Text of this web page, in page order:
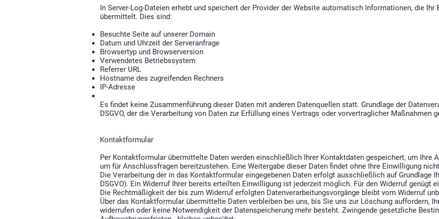
In Server-Log-Dateien erhebt und speichert der Provider der Website automatisch Informationen, die
übermittelt. Dies sind:
Besuchte Seite auf unserer Domain
Datum und Uhrzeit der Serveranfrage
Browsertyp und Browserversion
Verwendetes Betriebssystem
Referrer URL
Hostname des zugreifenden Rechners
IP-Adresse
Es findet keine Zusammenführung dieser Daten mit anderen Datenquellen statt. Grundlage der
DSGVO, der die Verarbeitung von Daten zur Erfüllung eines Vertrags oder vorvertraglicher Maßnahmen
Kontaktformular
Per Kontaktformular übermittelte Daten werden einschließlich Ihrer Kontaktdaten gespeichert, um Ihre
um für Anschlussfragen bereitzustehen. Eine Weitergabe dieser Daten findet ohne Ihre Einwilligung
Die Verarbeitung der in das Kontaktformular eingegebenen Daten erfolgt ausschließlich auf Grundlage
DSGVO). Ein Widerruf Ihrer bereits erteilten Einwilligung ist jederzeit möglich. Für den Widerruf genügt
Die Rechtmäßigkeit der bis zum Widerruf erfolgten Datenverarbeitungsvorgänge bleibt vom Widerruf
Über das Kontaktformular übermittelte Daten verbleiben bei uns, bis Sie uns zur Löschung auffordern,
widerrufen oder keine Notwendigkeit der Datenspeicherung mehr besteht. Zwingende gesetzliche